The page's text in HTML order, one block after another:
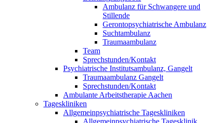
Ambulanz für Schwangere und
Stillende
Gerontopsychiatrische Ambulanz
Suchtambulanz
Traumaambulanz
Team
Sprechstunden/Kontakt
Psychiatrische Institutsambulanz, Gangelt
Traumaambulanz Gangelt
Sprechstunden/Kontakt
Ambulante Arbeitstherapie Aachen
Tageskliniken
Allgemeinpsychiatrische Tageskliniken
Allgemeinpsychiatrische Tagesklinik